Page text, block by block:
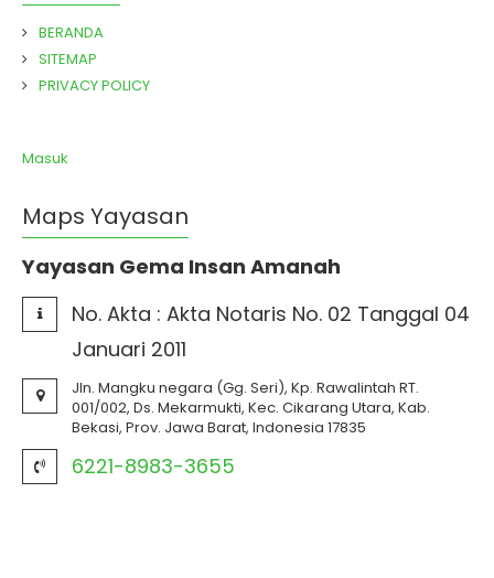
BERANDA
SITEMAP
PRIVACY POLICY
Masuk
Maps Yayasan
Yayasan Gema Insan Amanah
No. Akta : Akta Notaris No. 02 Tanggal 04
Januari 2011
Jln. Mangku negara (Gg. Seri), Kp. Rawalintah RT.
001/002, Ds. Mekarmukti, Kec. Cikarang Utara, Kab.
Bekasi, Prov. Jawa Barat, Indonesia 17835
6221-8983-3655